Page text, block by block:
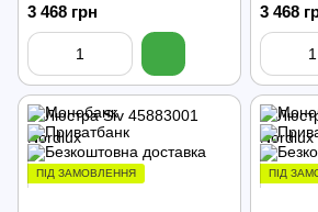
3 468 грн 3 468
ПІД ЗАМОВЛЕННЯ ПІД